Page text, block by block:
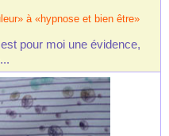
à «hypnose et bien être»
pour moi une évidence,